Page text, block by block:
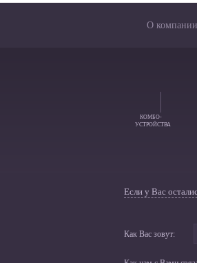
О компании
КОМБО-
УСТРОЙСТВА
Если у Вас
Как Вас зовут: